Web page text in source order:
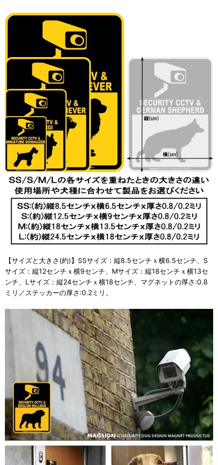
【サイズと大きさ(約)】SSサイズ：縦8.5センチｘ横6.5センチ、S
サイズ：縦12センチｘ横9センチ、Mサイズ：縦18センチｘ横13セ
ンチ、Lサイズ：縦24センチｘ横18センチ、マグネットの厚さ:0.8
ミリ／ステッカーの厚さ:0.2ミリ。